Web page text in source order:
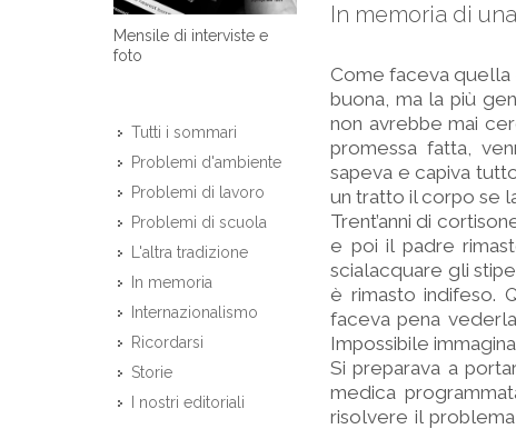
Mensile di interviste e
foto
Tutti i sommari
Problemi d'ambiente
Problemi di lavoro
Problemi di scuola
L'altra tradizione
In memoria
Internazionalismo
Ricordarsi
Storie
I nostri editoriali
In memoria di
Come faceva quella
buona, ma la più
non avrebbe mai
promessa fatta,
sapeva e capiva
un tratto il corpo se
Trent’anni di
e poi il padre
scialacquare gli
è rimasto indifeso.
faceva pena
Impossibile
Si preparava a
medica
risolvere il